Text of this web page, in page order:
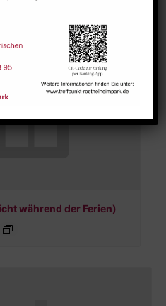
während der Ferien)